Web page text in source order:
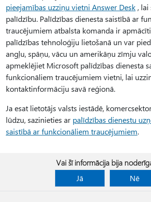
pieejamības uzziņu vietni Answer Desk ,
palīdzību. Palīdzības dienesta saistībā ar
traucējumiem atbalsta komanda ir
palīdzības tehnoloģiju lietošanā un var
angļu, spāņu, vācu un amerikāņu zīmju
apmeklējiet Microsoft palīdzības dienesta
funkcionāliem traucējumiem vietni, lai
kontaktinformāciju savā reģionā.
Ja esat lietotājs valsts iestādē,
lūdzu, sazinieties ar palīdzības dienestu
saistībā ar funkcionāliem traucējumiem.
Vai šī informācija bija
Jā
Nē